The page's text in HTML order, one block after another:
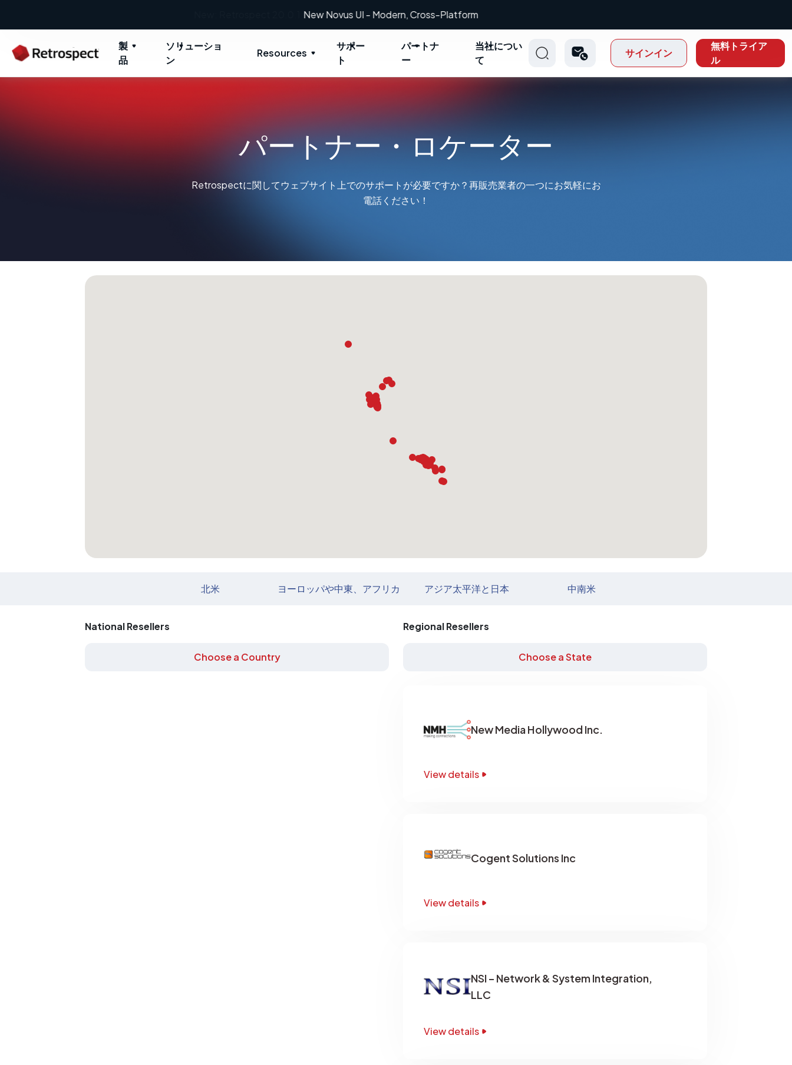
New: Retrospect 20.0.1
製
品
ソリューショ
ン
Resources
サポー
ト
パートナ
ー
当社につい
て
サインイン
無料トライア
ル
パートナー・ロケーター
Retrospectに関してウェブサイト上でのサポートが必要ですか？再販売業者の一つにお気軽にお
電話ください！
北米 ヨーロッパや中東、アフリカ アジア太平洋と日本 中南米
National Resellers
Choose a Country
Regional Resellers
Choose a State
New Media Hollywood Inc.
View details
Cogent Solutions Inc
View details
NSI – Network & System Integration,
LLC
View details